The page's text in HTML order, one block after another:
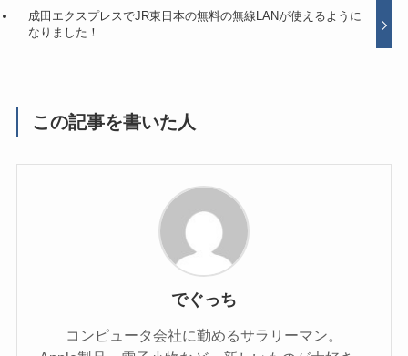
成田エクスプレスでJR東日本の無料の無線LANが使えるように
なりました！
この記事を書いた人
でぐっち
コンピュータ会社に勤めるサラリーマン。